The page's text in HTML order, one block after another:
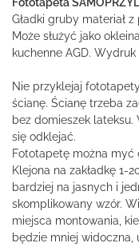
Gładki gruby materiał z
Może służyć jako
kuchenne AGD.
Nie przyklejaj
ścianę. Ścianę trzeba
bez domieszek
się odklejać.
Fototapetę można
Klejona na zakładkę 1-
bardziej na jasnych i
skomplikowany wzór.
miejsca montowania,
będzie mniej widoczna,